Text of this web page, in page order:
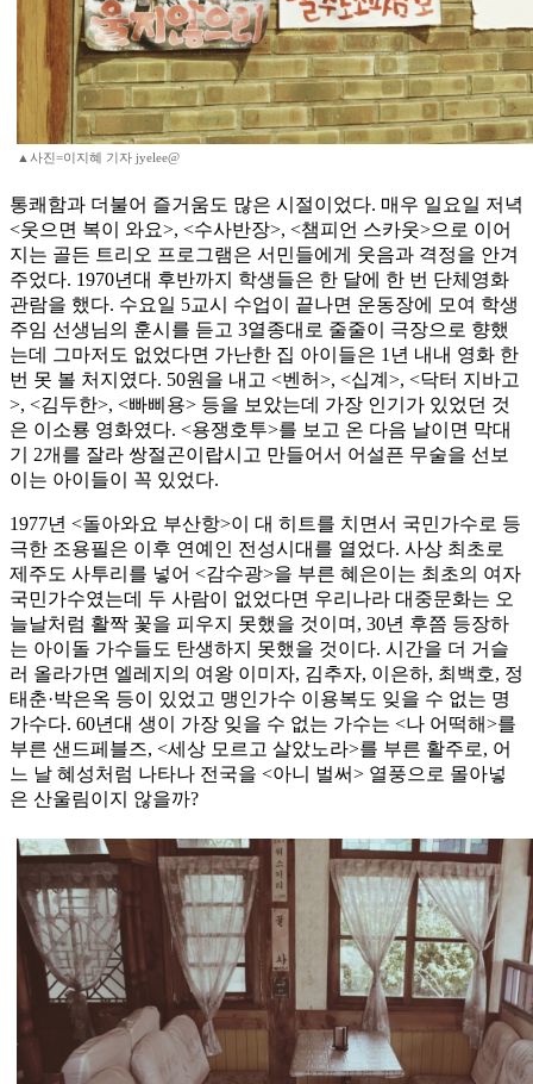
▲사진=이지혜 기자 jyelee@
통쾌함과 더불어 즐거움도 많은 시절이었다. 매우 일요일 저녁
<웃으면 복이 와요>, <수사반장>, <챔피언 스카웃>으로 이어
지는 골든 트리오 프로그램은 서민들에게 웃음과 격정을 안겨
주었다. 1970년대 후반까지 학생들은 한 달에 한 번 단체영화
관람을 했다. 수요일 5교시 수업이 끝나면 운동장에 모여 학생
주임 선생님의 훈시를 듣고 3열종대로 줄줄이 극장으로 향했
는데 그마저도 없었다면 가난한 집 아이들은 1년 내내 영화 한
번 못 볼 처지였다. 50원을 내고 <벤허>, <십계>, <닥터 지바고
>, <김두한>, <빠삐용> 등을 보았는데 가장 인기가 있었던 것
은 이소룡 영화였다. <용쟁호투>를 보고 온 다음 날이면 막대
기 2개를 잘라 쌍절곤이랍시고 만들어서 어설픈 무술을 선보
이는 아이들이 꼭 있었다.
1977년 <돌아와요 부산항>이 대 히트를 치면서 국민가수로 등
극한 조용필은 이후 연예인 전성시대를 열었다. 사상 최초로
제주도 사투리를 넣어 <감수광>을 부른 혜은이는 최초의 여자
국민가수였는데 두 사람이 없었다면 우리나라 대중문화는 오
늘날처럼 활짝 꽃을 피우지 못했을 것이며, 30년 후쯤 등장하
는 아이돌 가수들도 탄생하지 못했을 것이다. 시간을 더 거슬
러 올라가면 엘레지의 여왕 이미자, 김추자, 이은하, 최백호, 정
태춘·박은옥 등이 있었고 맹인가수 이용복도 잊을 수 없는 명
가수다. 60년대 생이 가장 잊을 수 없는 가수는 <나 어떡해>를
부른 샌드페블즈, <세상 모르고 살았노라>를 부른 활주로, 어
느 날 혜성처럼 나타나 전국을 <아니 벌써> 열풍으로 몰아넣
은 산울림이지 않을까?